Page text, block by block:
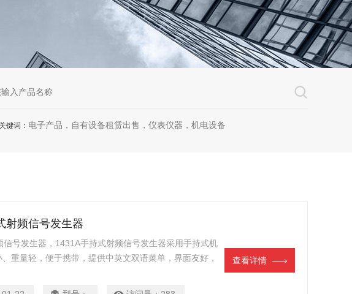
键词： 电子产品，自有设备租赁出售，仪表仪器，机电设备
射频信号发生器
信号发生器，1431A手持式射频信号发生器采用手持式机
重量轻，便于携带，提供中英文双语菜单，界面友好，
查看详情